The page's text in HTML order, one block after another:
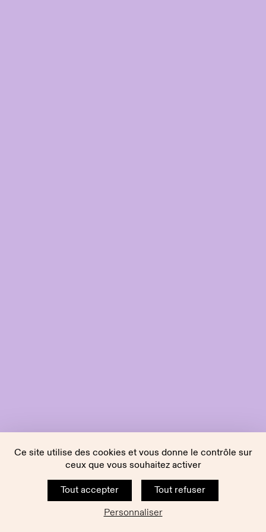
Ce site utilise des cookies et vous donne le contrôle sur
ceux que vous souhaitez activer
Tout accepter
Tout refuser
Personnaliser